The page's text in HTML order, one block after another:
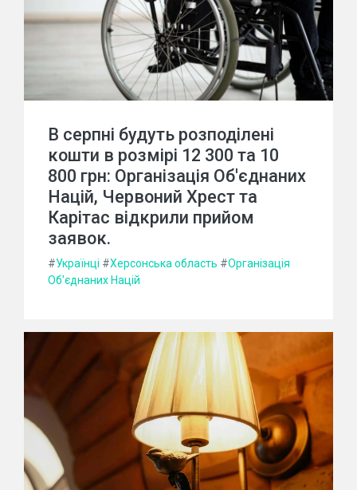
В серпні будуть розподілені
кошти в розмірі 12 300 та 10
800 грн: Організація Об'єднаних
Націй, Червоний Хрест та
Карітас відкрили прийом
заявок.
#Українці #Херсонська область #Організація
Об'єднаних Націй